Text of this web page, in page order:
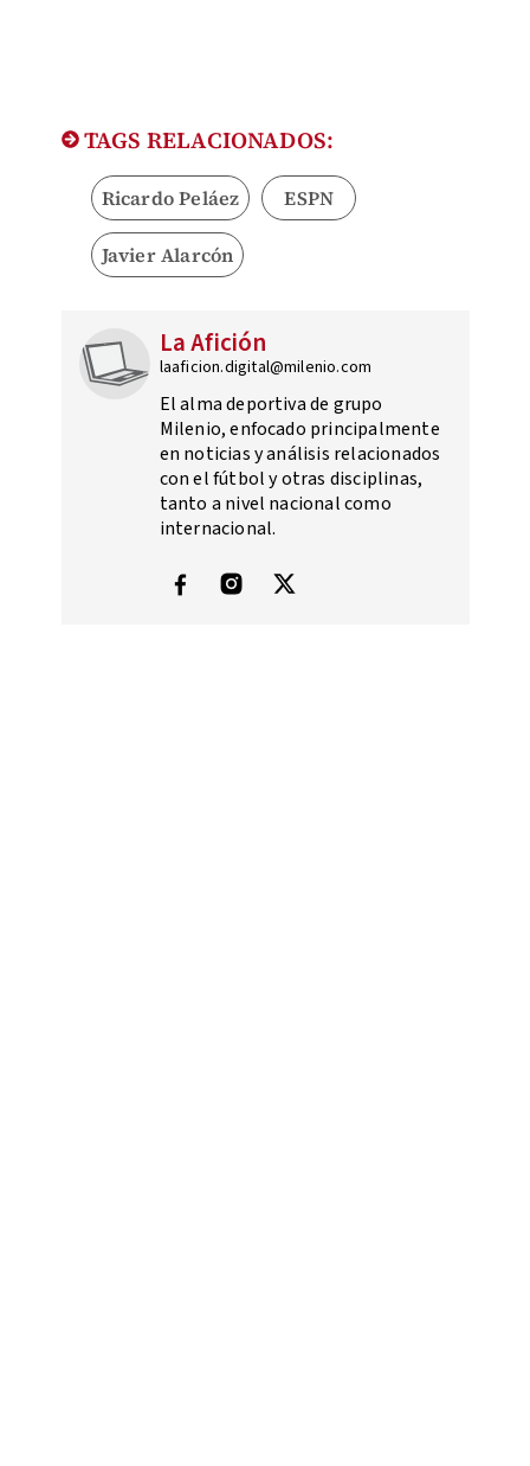
TAGS RELACIONADOS:
Ricardo Peláez ESPN
Javier Alarcón
La Afición
laaficion.digital@milenio.com
El alma deportiva de grupo
Milenio, enfocado principalmente
en noticias y análisis relacionados
con el fútbol y otras disciplinas,
tanto a nivel nacional como
internacional.